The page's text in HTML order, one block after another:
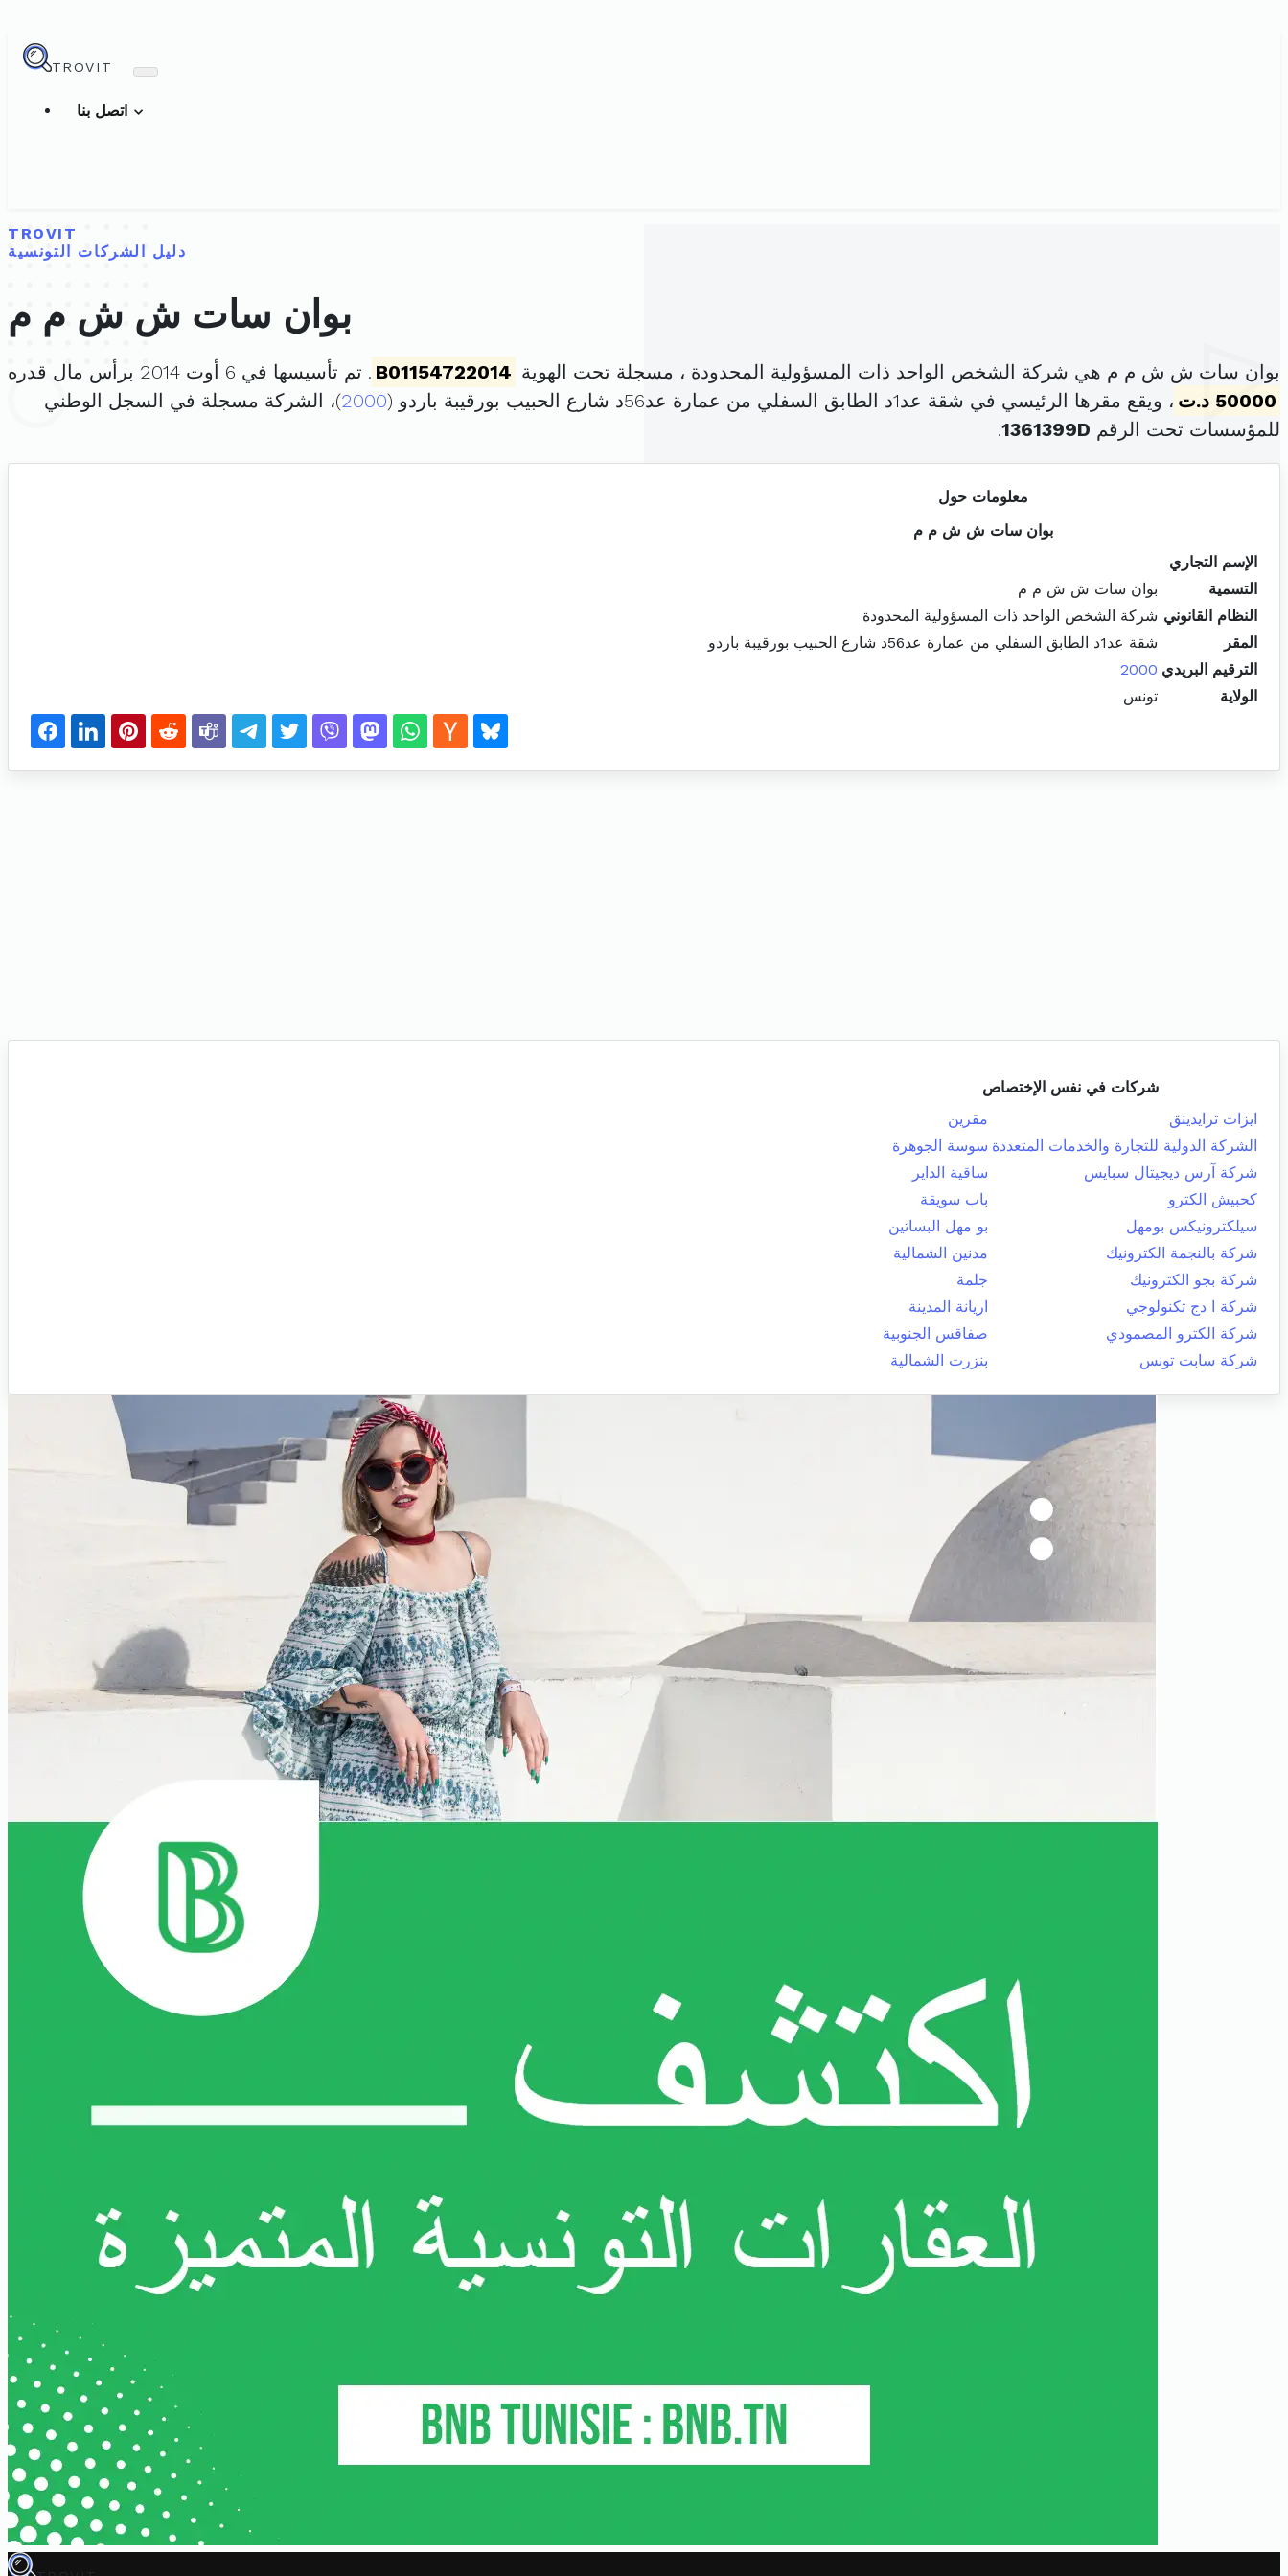
TROVIT
TROVIT
دليل الشركات التونسية
بوان سات ش ش م م
بوان سات ش ش م م هي شركة الشخص الواحد ذات المسؤولية المحدودة ، مسجلة تحت الهوية B01154722014 . تم تأسيسها في 6 أوت 2014 برأس مال قدره
50000 د.ت
، ويقع مقرها الرئيسي في شقة عد1د الطابق السفلي من عمارة عد56د شارع الحبيب بورقيبة باردو ( 2000)، الشركة مسجلة في السجل الوطني
للمؤسسات تحت الرقم 1361399D
.
معلومات حول
بوان سات ش ش م م
الإسم التجاري
التسمية
بوان سات ش ش م م
النظام القانوني شركة الشخص الواحد ذات المسؤولية المحدودة
المقر
شقة عد1د الطابق السفلي من عمارة عد56د شارع الحبيب بورقيبة باردو
الترقيم البريدي 2000
الولاية
تونس
شركات في نفس الإختصاص
ايزات ترايدينق
مقرين
الشركة الدولية للتجارة والخدمات المتعددة سوسة الجوهرة
شركة آرس ديجيتال سبايس
ساقية الداير
كحبيش الكترو
باب سويقة
سيلكترونيكس بومهل
بو مهل البساتين
شركة بالنجمة الكترونيك
مدنين الشمالية
شركة بجو الكترونيك
جلمة
شركة ا دج تكنولوجي
اريانة المدينة
شركة الكترو المصمودي
صفاقس الجنوبية
شركة سابت تونس
بنزرت الشمالية